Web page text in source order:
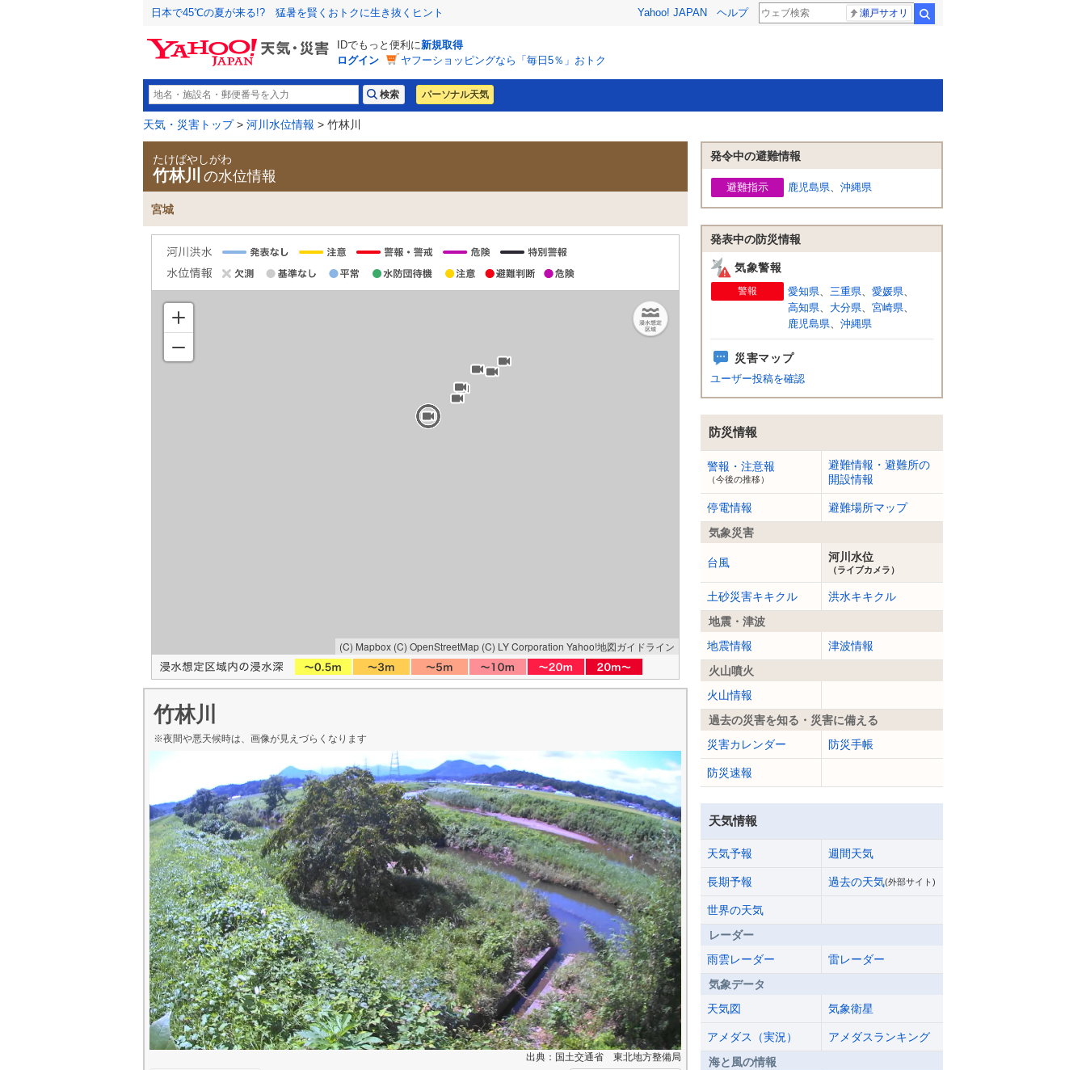
日本で45℃の夏が来る!? 猛暑を賢くおトクに生き抜くヒント Yahoo! JAPAN ヘルプ 瀬戸サオリ
IDでもっと便利に新規取得
ログイン
ヤフーショッピングなら「毎日5％」おトク
パーソナル天気
天気・災害トップ> 河川水位情報 > 竹林川
たけばやしがわ
竹林川 の水位情報
宮城
(C) Mapbox (C) OpenStreetMap (C) LY Corporation Yahoo!地図ガイドライン
竹林川
※夜間や悪天候時は、 画像が見えづらくなります
出典：国土交通省 東北地方整備局
発令中の避難情報
避難指示 鹿児島県、 沖縄県
発表中の防災情報
気象警報
警報 愛知県、 三重県、 愛媛県、
高知県、 大分県、 宮崎県、
鹿児島県、 沖縄県
災害マップ
ユーザー投稿を確認
防災情報
警報・注意報
（今後の推移）
避難情報・避難所の
開設情報
停電情報
避難場所マップ
気象災害
台風 河川水位
（ライブカメラ）
土砂災害キキクル
洪水キキクル
地震・津波
地震情報
津波情報
火山噴火
火山情報
過去の災害を知る・災害に備える
災害カレンダー
防災手帳
防災速報
天気情報
天気予報 週間天気
長期予報 過去の天気(外部サイト)
世界の天気
レーダー
雨雲レーダー
雷レーダー
気象データ
天気図
気象衛星
アメダス（実況）
アメダスランキング
海と風の情報